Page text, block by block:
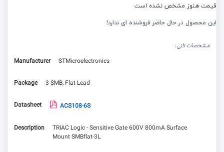
قیمت هنوز مشخص نشده است
این محصول در حال حاضر فروشنده ای ندارد!
مشخصات فنی:
Manufacturer
STMicroelectronics
Package 3-SMB, Flat Lead
Datasheet ACS108-6S
Description
TRIAC Logic - Sensitive Gate 600V 800mA Surface
Mount SMBflat-3L